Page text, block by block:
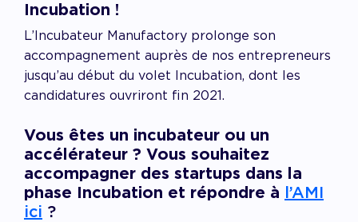
Incubation !
L’Incubateur Manufactory prolonge son
accompagnement auprès de nos entrepreneurs
jusqu’au début du volet Incubation, dont les
candidatures ouvriront fin 2021.
Vous êtes un incubateur ou un
accélérateur ? Vous souhaitez
accompagner des startups dans la
phase Incubation et répondre à l’AMI
ici ?